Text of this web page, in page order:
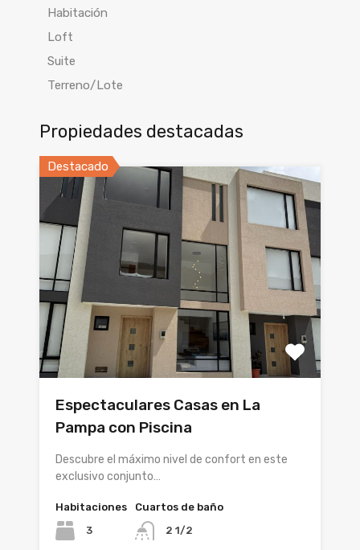
Habitación
Loft
Suite
Terreno/Lote
Propiedades destacadas
Destacado
Espectaculares Casas en La
Pampa con Piscina
Descubre el máximo nivel de confort en este
exclusivo conjunto…
Habitaciones
3
Cuartos de baño
2 1/2